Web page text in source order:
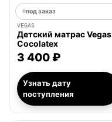
под заказ
VEGAS
Детский матрас Vegas
Cocolatex
3 400 ₽
Узнать дату
поступления